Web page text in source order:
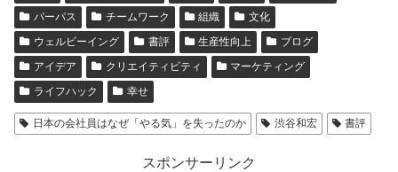
パーパス
チームワーク 組織
文化
ウェルビーイング
書評 生産性向上
ブログ
アイデア
クリエイティビティ
マーケティング
ライフハック
幸せ
日本の会社員はなぜ「やる気」を失ったのか 渋谷和宏 書評
スポンサーリンク